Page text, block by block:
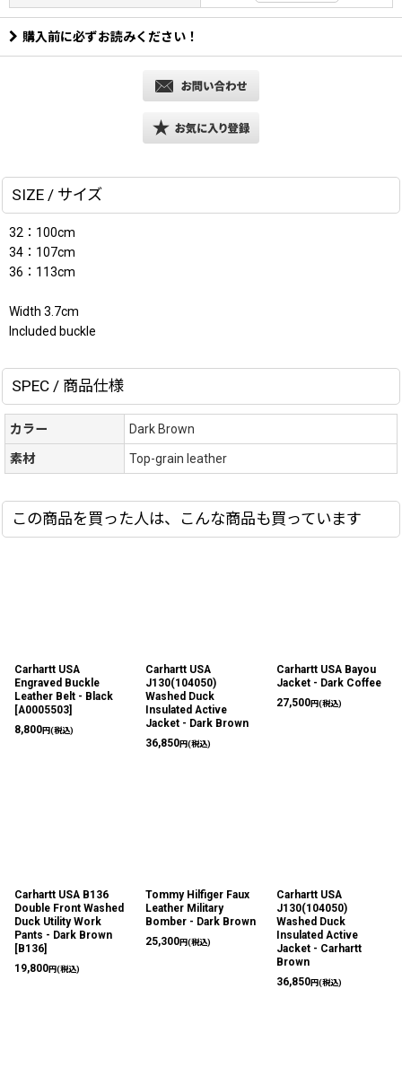
購入前に必ずお読みください！
SIZE / サイズ
32：100cm
34：107cm
36：113cm
Width 3.7cm
Included buckle
SPEC / 商品仕様
カラー Dark Brown
素材 Top-grain leather
この商品を買った人は、こんな商品も買っています
Carhartt USA
Engraved Buckle
Leather Belt - Black
[A0005503]
8,800円(税込)
Carhartt USA
J130(104050)
Washed Duck
Insulated Active
Jacket - Dark Brown
36,850円(税込)
Carhartt USA Bayou
Jacket - Dark Coffee
27,500円(税込)
Carhartt USA B136
Double Front Washed
Duck Utility Work
Pants - Dark Brown
[B136]
19,800円(税込)
Tommy Hilfiger Faux
Leather Military
Bomber - Dark Brown
25,300円(税込)
Carhartt USA
J130(104050)
Washed Duck
Insulated Active
Jacket - Carhartt
Brown
36,850円(税込)